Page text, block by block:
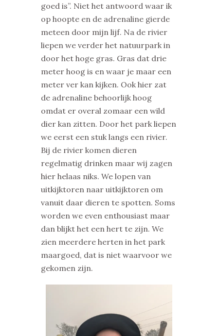
goed is”. Niet het antwoord waar ik
op hoopte en de adrenaline gierde
meteen door mijn lijf. Na de rivier
liepen we verder het natuurpark in
door het hoge gras. Gras dat drie
meter hoog is en waar je maar een
meter ver kan kijken. Ook hier zat
de adrenaline behoorlijk hoog
omdat er overal zomaar een wild
dier kan zitten. Door het park liepen
we eerst een stuk langs een rivier.
Bij de rivier komen dieren
regelmatig drinken maar wij zagen
hier helaas niks. We lopen van
uitkijktoren naar uitkijktoren om
vanuit daar dieren te spotten. Soms
worden we even enthousiast maar
dan blijkt het een hert te zijn. We
zien meerdere herten in het park
maargoed, dat is niet waarvoor we
gekomen zijn.